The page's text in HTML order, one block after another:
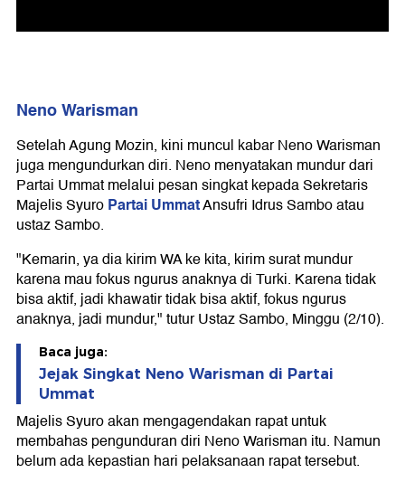
Neno Warisman
Setelah Agung Mozin, kini muncul kabar Neno Warisman
juga mengundurkan diri. Neno menyatakan mundur dari
Partai Ummat melalui pesan singkat kepada Sekretaris
Majelis SyuroPartai UmmatAnsufri Idrus Sambo atau
ustaz Sambo.
"Kemarin, ya dia kirim WA ke kita, kirim surat mundur
karena mau fokus ngurus anaknya di Turki. Karena tidak
bisa aktif, jadi khawatir tidak bisa aktif, fokus ngurus
anaknya, jadi mundur," tutur Ustaz Sambo, Minggu (2/10).
Baca juga:
Jejak Singkat Neno Warisman di Partai
Ummat
Majelis Syuro akan mengagendakan rapat untuk
membahas pengunduran diri Neno Warisman itu. Namun
belum ada kepastian hari pelaksanaan rapat tersebut.